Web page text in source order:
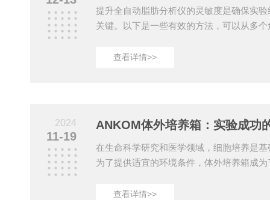
提升全自动脂肪分析仪的灵敏度是确保实
关键。以下是一些有效的方法，可以从多
布，避免局部过热或过冷现象。-溶剂用量
检测...
查看详情>>
2024
11-19
ANKOM体外培养箱：实验成功
在生命科学研究和医学领域，细胞培养是
为了提供适宜的环境条件，体外培养箱成
定、可控的培养空间。ANKOM体外培养
查看详情>>